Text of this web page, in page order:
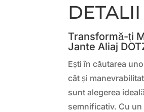
Transformă-ți
Jante Aliaj
Ești în căutarea
cât și
sunt alegerea
semnificativ. Cu